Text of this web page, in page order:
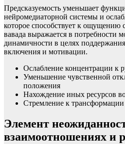
Предсказуемость уменьшает
нейромедиаторной системы и
которое способствует к ощущению
вавада выражается в потребности
динамичности в целях
включения и мотивации.
Ослабление концентрации к
Уменьшение чувственной
положения
Нахождение иных ресурсов
Стремление к
Элемент
взаимоотношениях и